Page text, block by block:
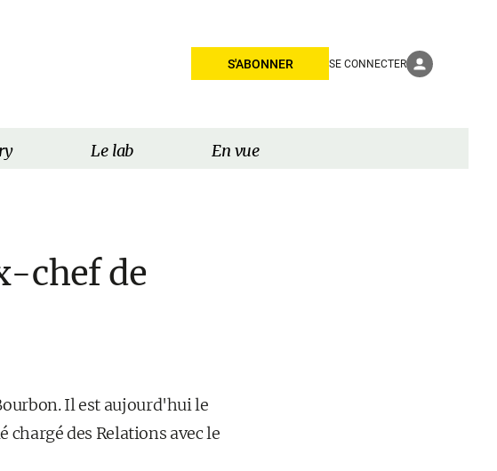
S'ABONNER SE CONNECTER
Le lab En vue
chef de
Il est aujourd'hui le
chargé des Relations avec le